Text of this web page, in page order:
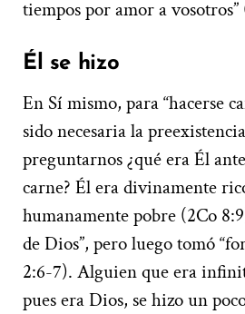
tiempos por amor a vosotros”
Él se hizo
En Sí mismo, para “hacerse
sido necesaria la
preguntarnos ¿qué era Él
carne? Él era divinamente
humanamente pobre (2Co
de Dios”, pero luego tomó
2:6-7). Alguien que era
pues era Dios, se hizo un